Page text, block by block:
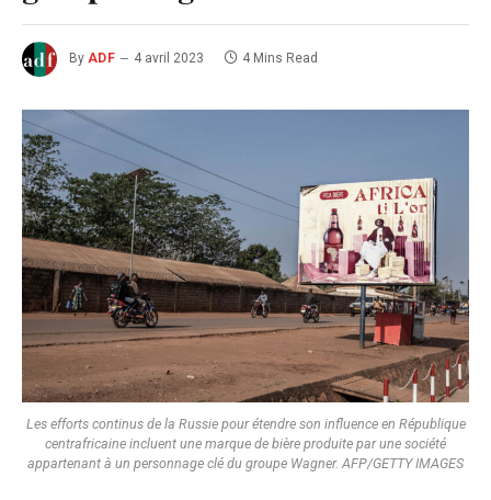
By ADF 4 avril 2023 4 Mins Read
Les efforts continus de la Russie pour étendre son influence en République
centrafricaine incluent une marque de bière produite par une société
appartenant à un personnage clé du groupe Wagner. AFP/GETTY IMAGES